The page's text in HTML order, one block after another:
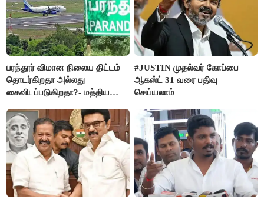
பரந்தூர் விமான நிலைய திட்டம்
தொடர்கிறதா அல்லது
கைவிடப்படுகிறதா?- மத்திய
#JUSTIN முதல்வர் கோப்பை
ஆகஸ்ட் 31 வரை பதிவு
செய்யலாம்